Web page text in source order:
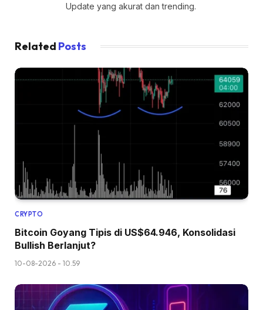
Update yang akurat dan trending.
Related Posts
CRYPTO
Bitcoin Goyang Tipis di US$64.946, Konsolidasi
Bullish Berlanjut?
10-08-2026 - 10.59